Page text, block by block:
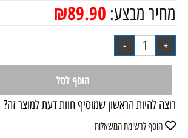
מחיר מבצע: ₪89.90
הוסף לסל
רוצה להיות הראשון שמוסיף חוות דעת למוצר זה?
הוסף לרשימת המשאלות